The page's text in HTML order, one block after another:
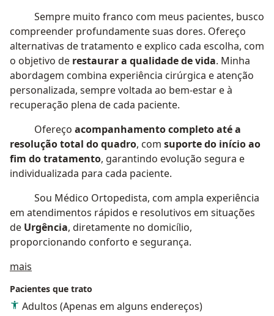
Sempre muito franco com meus pacientes, busco
compreender profundamente suas dores. Ofereço
alternativas de tratamento e explico cada escolha, com
o objetivo de restaurar a qualidade de vida. Minha
abordagem combina experiência cirúrgica e atenção
personalizada, sempre voltada ao bem-estar e à
recuperação plena de cada paciente.
Ofereço acompanhamento completo até a
resolução total do quadro, com suporte do início ao
fim do tratamento, garantindo evolução segura e
individualizada para cada paciente.
Sou Médico Ortopedista, com ampla experiência
em atendimentos rápidos e resolutivos em situações
de Urgência, diretamente no domicílio,
proporcionando conforto e segurança.
mais
Pacientes que trato
Adultos (Apenas em alguns endereços)